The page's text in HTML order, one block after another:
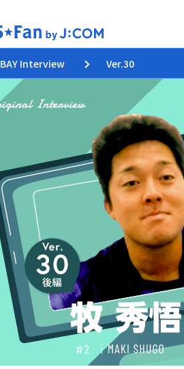
BAY Interview Ver.30